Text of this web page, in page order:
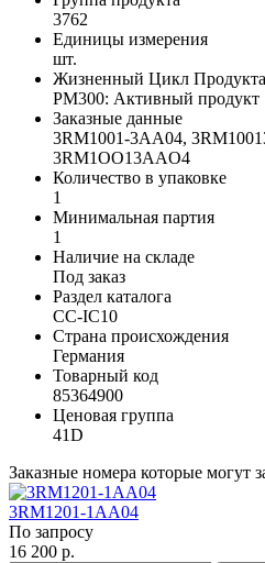
3762
Единицы измерения
шт.
Жизненный Цикл
PM300: Активный продукт
Заказные данные
3RM1001-3AA04,
3RM1OO13AAO4
Количество в упаковке
1
Минимальная партия
1
Наличие на складе
Под заказ
Раздел каталога
CC-IC10
Страна происхождения
Германия
Товарный код
85364900
Ценовая группа
41D
Заказные номера которые могут
3RM1201-1AA04
По запросу
16 200 р.